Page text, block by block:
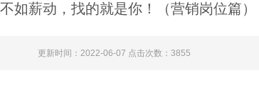
如薪动，找的就是你！（营销岗位篇）
更新时间：2022-06-07 点击次数：3855